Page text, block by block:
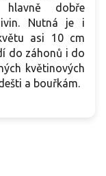
dobře
Nutná je i
asi 10 cm
do záhonů i do
květinových
a bouřkám.